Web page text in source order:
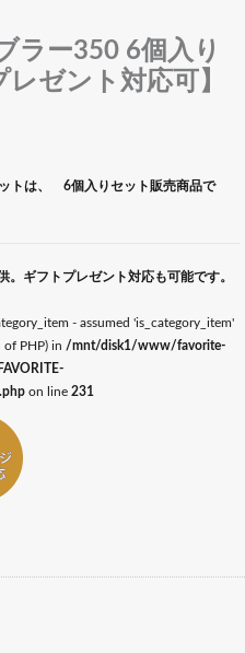
ラー350 6個入り
ゼント対応可】
トは、 6個入りセット販売商品で
ギフトプレゼント対応も可能です。
- assumed 'is_category_item'
PHP) in /mnt/disk1/www/favorite-
on line 231
名対応